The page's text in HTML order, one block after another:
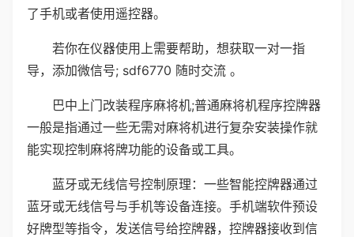
了手机或者使用遥控器。
若你在仪器使用上需要帮助，想获取一对一指
导，添加微信号; sdf6770 随时交流 。
巴中上门改装程序麻将机;普通麻将机程序控牌器
一般是指通过一些无需对麻将机进行复杂安装操作就
能实现控制麻将牌功能的设备或工具。
蓝牙或无线信号控制原理：一些智能控牌器通过
蓝牙或无线信号与手机等设备连接。手机端软件预设
好牌型等指令，发送信号给控牌器，控牌器接收到信